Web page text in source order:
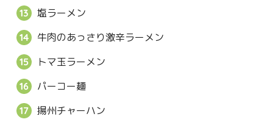
塩ラーメン
牛肉のあっさり激辛ラーメン
トマ玉ラーメン
パーコー麺
揚州チャーハン